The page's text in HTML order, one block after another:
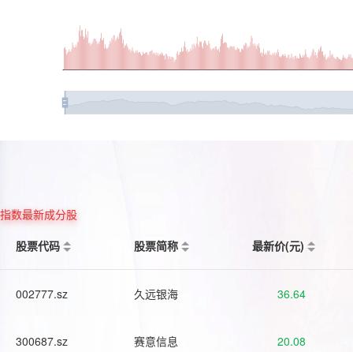
指数最新成分股
股票代码
股票简称 最新价(元)
002777.sz 久远银海 36.64
300687.sz 赛意信息 20.08